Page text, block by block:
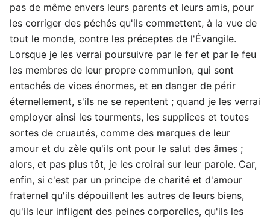
pas de même envers leurs parents et leurs amis, pour
les corriger des péchés qu'ils commettent, à la vue de
tout le monde, contre les préceptes de l'Évangile.
Lorsque je les verrai poursuivre par le fer et par le feu
les membres de leur propre communion, qui sont
entachés de vices énormes, et en danger de périr
éternellement, s'ils ne se repentent ; quand je les verrai
employer ainsi les tourments, les supplices et toutes
sortes de cruautés, comme des marques de leur
amour et du zèle qu'ils ont pour le salut des âmes ;
alors, et pas plus tôt, je les croirai sur leur parole. Car,
enfin, si c'est par un principe de charité et d'amour
fraternel qu'ils dépouillent les autres de leurs biens,
qu'ils leur infligent des peines corporelles, qu'ils les